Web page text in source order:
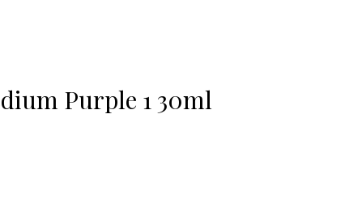
Purple 1 30ml